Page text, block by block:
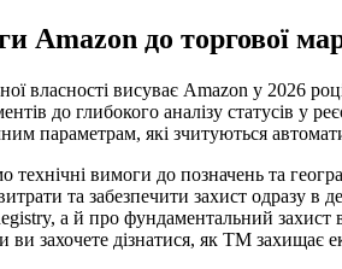
Amazon до торгової
власності висуває Amazon у
до глибокого аналізу статусів у
параметрам, які зчитуються
технічні вимоги до позначень та
та забезпечити захист одразу
а й про фундаментальний
ви захочете дізнатися, як ТМ захищає